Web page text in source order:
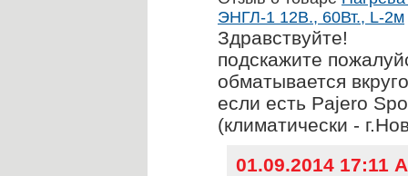
ЭНГЛ-1 12В., 60Вт., L-2м
Здравствуйте!
подскажите
обматывается
если есть Pajero
(климатически -
01.09.2014 17:11